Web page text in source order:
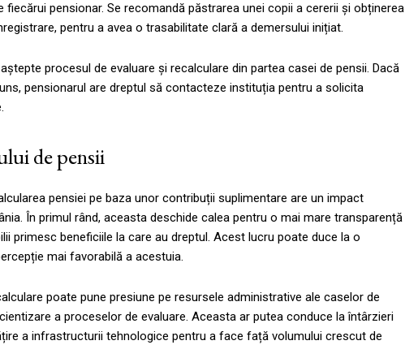
pensionar. Se recomandă păstrarea unei copii a cererii și obținerea
pentru a avea o trasabilitate clară a demersului inițiat.
procesul de evaluare și recalculare din partea casei de pensii. Dacă
pensionarul are dreptul să contacteze instituția pentru a solicita
de pensii
pensiei pe baza unor contribuții suplimentare are un impact
În primul rând, aceasta deschide calea pentru o mai mare transparență
primesc beneficiile la care au dreptul. Acest lucru poate duce la o
mai favorabilă a acestuia.
poate pune presiune pe resursele administrative ale caselor de
a proceselor de evaluare. Aceasta ar putea conduce la întârzieri
a infrastructurii tehnologice pentru a face față volumului crescut de